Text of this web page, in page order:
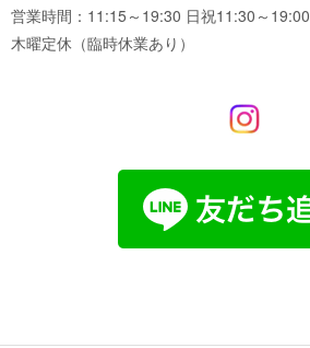
営業時間：11:15～19:30 日祝11:30～19:00
木曜定休（臨時休業あり）